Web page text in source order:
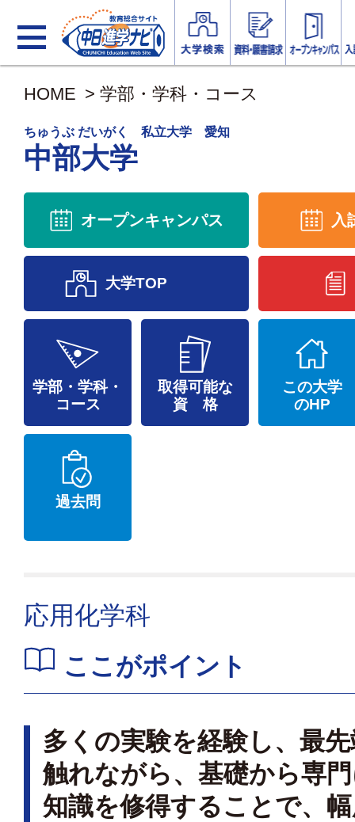
HOME > 学部・学科・コース
ちゅうぶ だいがく 私立大学 愛知
中部大学
オープンキャンパス 入
大学TOP
学部・学科・
コース
取得可能な
資 格
この大学
のHP
過去問
応用化学科
ここがポイント
多くの実験を経験し、最
触れながら、基礎から専
知識を修得することで、